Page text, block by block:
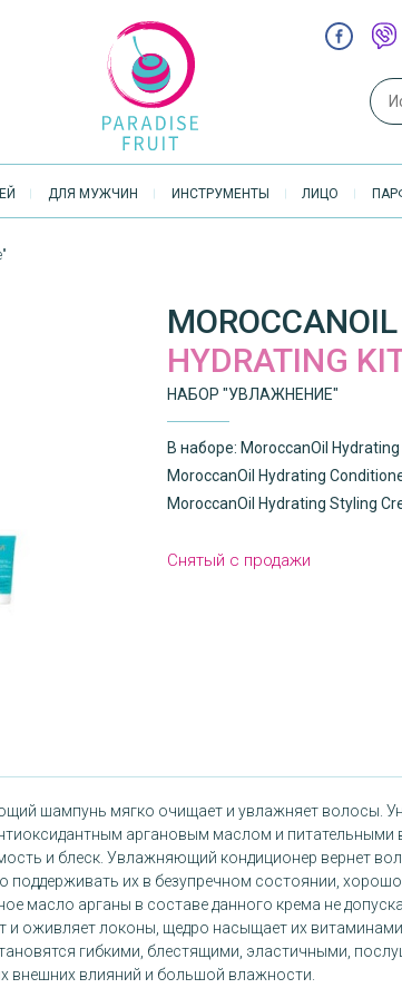
ДЛЯ МУЖЧИН ИНСТРУМЕНТЫ ЛИЦО
MOROCCANOIL
HYDRATING
НАБОР "УВЛАЖНЕНИЕ"
В наборе: MoroccanOil
MoroccanOil Hydrating
MoroccanOil Hydrating Styling
Снятый с продажи
шампунь мягко очищает и увлажняет волосы.
аргановым маслом и питательными
и блеск. Увлажняющий кондиционер вернет
поддерживать их в безупречном состоянии,
масло арганы в составе данного крема не
и оживляет локоны, щедро насыщает их
гибкими, блестящими, эластичными,
внешних влияний и большой влажности.